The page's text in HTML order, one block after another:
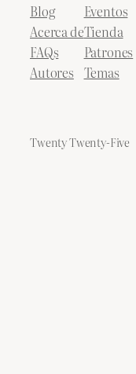
Blog
Acerca de
FAQs
Autores
Eventos
Tienda
Patrones
Temas
Twenty Twenty-Five